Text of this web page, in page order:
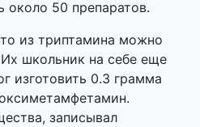
около 50 препаратов.
из триптамина можно
школьник на себе еще
изготовить 0.3 грамма
записывал